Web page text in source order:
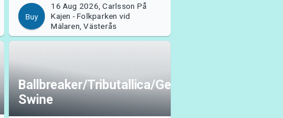
Buy
16 Aug 2026, Carlsson På
Kajen - Folkparken vid
Mälaren, Västerås
Ballbreaker/Tributallica/Generation
Swine